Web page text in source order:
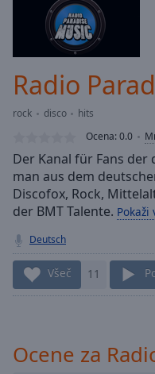
Backward
Mute
Current
Time0:00
0.00%
Stream
TypeLIVE
Seek to
currently
behind
liveLIVE
Remaining
Time-
Radio
rock disco
hits
Ocena:0.0
Der Kanal für Fans
man aus dem
Discofox, Rock,
der BMT Talente. Pokaži
Deutsch
Všeč 11
Ocene za